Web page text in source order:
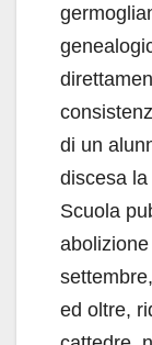
di un
discesa
Scuola
ed oltre,